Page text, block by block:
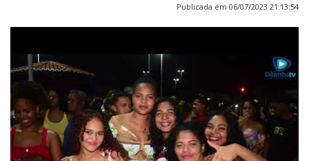
Publicada em 06/07/2023 21:13:54